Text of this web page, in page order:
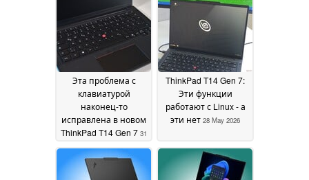
04 June 2026
против T14 Gen 603
June 2026
Эта проблема с
клавиатурой
наконец-то
исправлена в новом
ThinkPad T14 Gen 7 31
May 2026
ThinkPad T14 Gen 7:
Эти функции
работают с Linux - а
эти нет 28 May 2026